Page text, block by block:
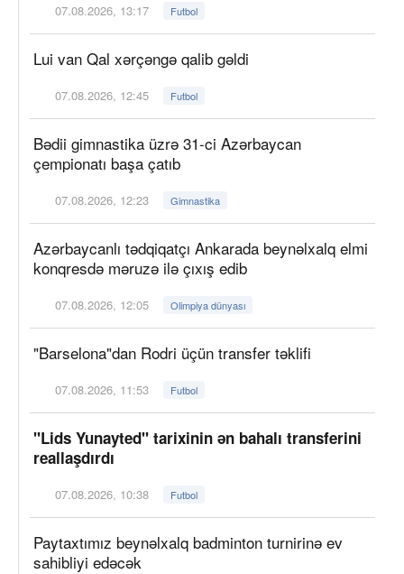
07.08.2026, 13:17 Futbol
Lui van Qal xərçəngə qalib gəldi
07.08.2026, 12:45 Futbol
Bədii gimnastika üzrə 31-ci Azərbaycan
çempionatı başa çatıb
07.08.2026, 12:23 Gimnastika
Azərbaycanlı tədqiqatçı Ankarada beynəlxalq elmi
konqresdə məruzə ilə çıxış edib
07.08.2026, 12:05 Olimpiya dünyası
"Barselona"dan Rodri üçün transfer təklifi
07.08.2026, 11:53 Futbol
"Lids Yunayted" tarixinin ən bahalı transferini
reallaşdırdı
07.08.2026, 10:38 Futbol
Paytaxtımız beynəlxalq badminton turnirinə ev
sahibliyi edəcək